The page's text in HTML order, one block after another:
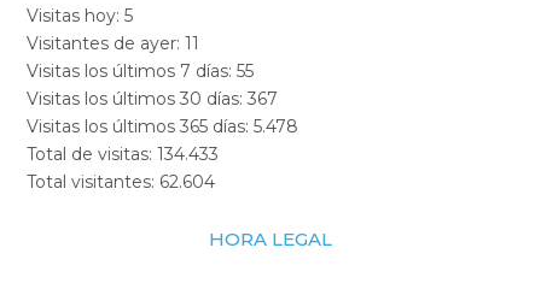
Visitas hoy:5
Visitantes de ayer:11
Visitas los últimos 7 días:55
Visitas los últimos 30 días:367
Visitas los últimos 365 días:5.478
Total de visitas:134.433
Total visitantes: 62.604
HORA LEGAL